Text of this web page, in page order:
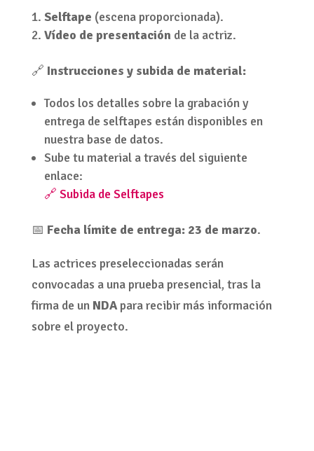
Selftape (escena proporcionada).
Vídeo de presentación de la actriz.
🔗 Instrucciones y subida de material:
Todos los detalles sobre la grabación y
entrega de selftapes están disponibles en
nuestra base de datos.
Sube tu material a través del siguiente
enlace:
🔗 Subida de Selftapes
📅 Fecha límite de entrega: 23 de marzo.
Las actrices preseleccionadas serán
convocadas a una prueba presencial, tras la
firma de un NDApara recibir más información
sobre el proyecto.